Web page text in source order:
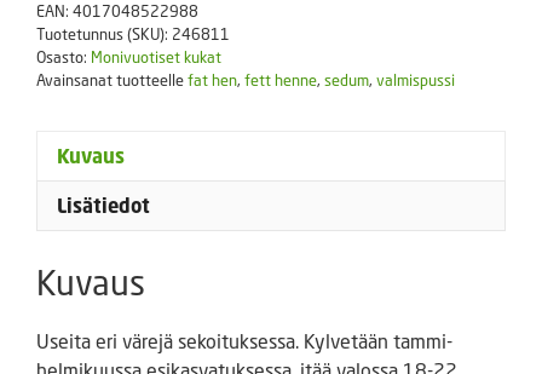
-
sekoitus
määrä
EAN: 4017048522988
Tuotetunnus (SKU): 246811
Osasto: Monivuotiset kukat
Avainsanat tuotteellefat hen, fett henne, sedum, valmispussi
Kuvaus
Lisätiedot
Kuvaus
Useita eri värejä sekoituksessa. Kylvetään tammi-